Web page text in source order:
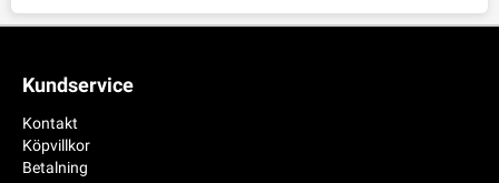
Kundservice
Kontakt
Köpvillkor
Betalning